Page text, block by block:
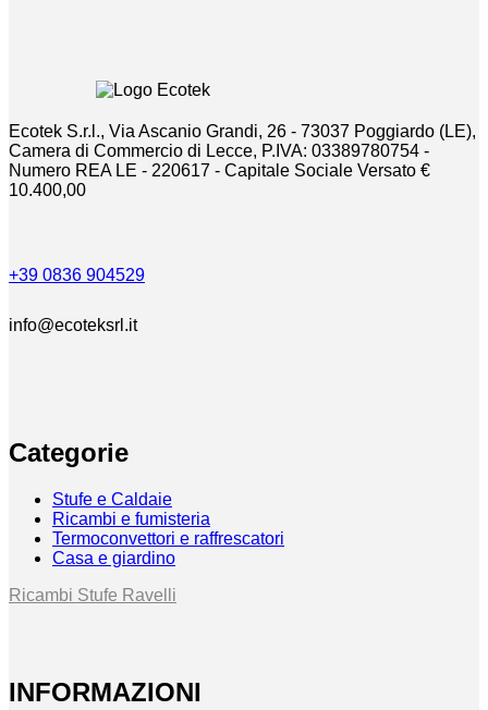
Ecotek S.r.l., Via Ascanio Grandi, 26 - 73037 Poggiardo (LE),
Camera di Commercio di Lecce, P.IVA: 03389780754 -
Numero REA LE - 220617 - Capitale Sociale Versato €
10.400,00
+39 0836 904529
info@ecoteksrl.it
Categorie
Stufe e Caldaie
Ricambi e fumisteria
Termoconvettori e raffrescatori
Casa e giardino
Ricambi Stufe Ravelli
INFORMAZIONI